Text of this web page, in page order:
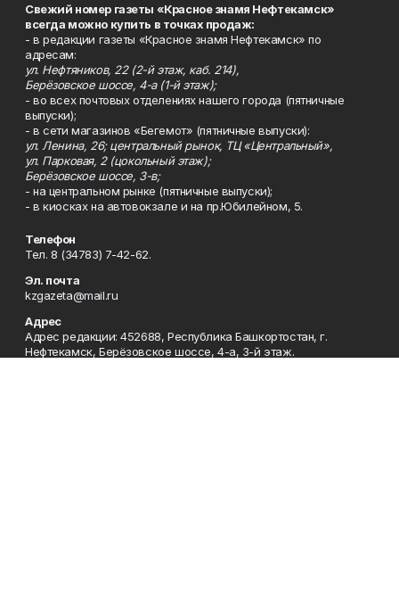
Свежий номер газеты «Красное знамя Нефтекамск»
всегда можно купить в точках продаж:
- в редакции газеты «Красное знамя Нефтекамск» по
адресам:
ул. Нефтяников, 22 (2-й этаж, каб. 214),
Берёзовское шоссе, 4-а (1-й этаж);
- во всех почтовых отделениях нашего города (пятничные
выпуски);
- в сети магазинов «Бегемот» (пятничные выпуски):
ул. Ленина, 26; центральный рынок, ТЦ «Центральный»,
ул. Парковая, 2 (цокольный этаж);
Берёзовское шоссе, 3-в;
- на центральном рынке (пятничные выпуски);
- в киосках на автовокзале и на пр.Юбилейном, 5.
Телефон
Тел. 8 (34783) 7-42-62.
Эл. почта
kzgazeta@mail.ru
Адрес
Адрес редакции: 452688, Республика Башкортостан, г.
Нефтекамск, Берёзовское шоссе, 4-а, 3-й этаж.